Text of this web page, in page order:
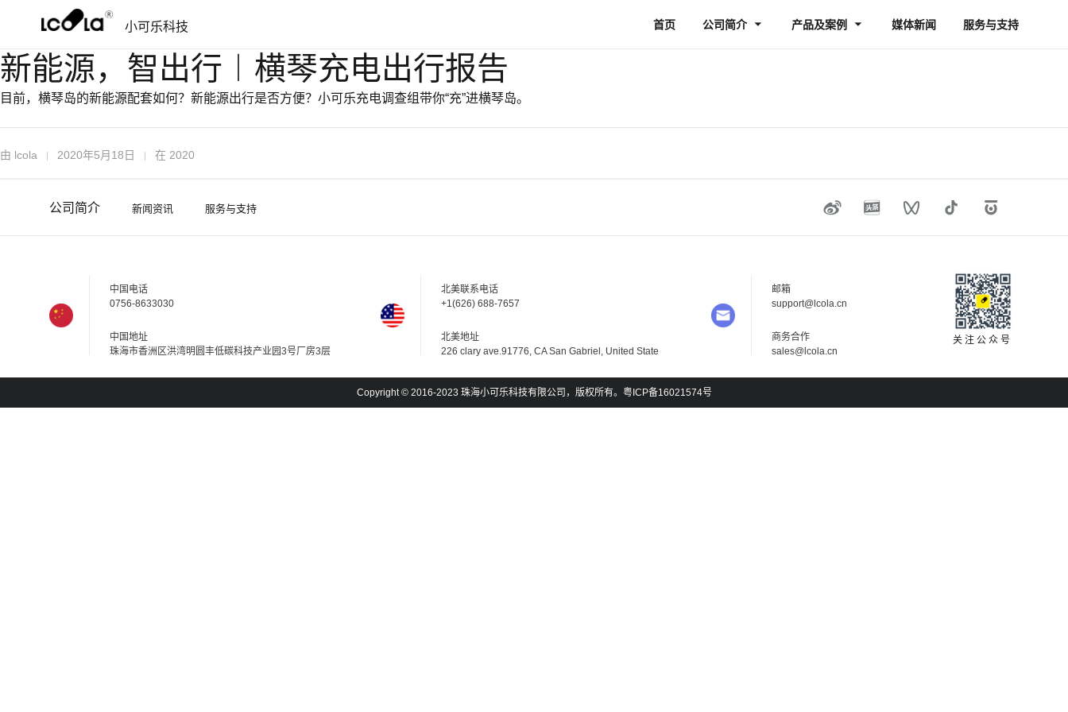
航
容
小可乐科技 首页 公司简介 产品及案例 媒体新闻 服务与支持
新能源，智出行︱横琴充电出行报告
目前，横琴岛的新能源配套如何？新能源出行是否方便？小可乐充电调查组带你“充”进横琴岛。
由 lcola 2020年5月18日 在 2020
公司简介 新闻资讯 服务与支持
中国电话
0756-8633030
中国地址
珠海市香洲区洪湾明圆丰低碳科技产业园3号厂房3层
北美联系电话
+1(626) 688-7657
北美地址
226 clary ave.91776, CA San Gabriel, United State
邮箱
support@lcola.cn
商务合作
sales@ lco la.cn
关注公众号
Copyright © 2016-2023 珠海小可乐科技有限公司，版权所有。粤ICP备16021574号